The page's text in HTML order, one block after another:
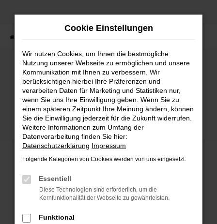
Zum
Fehler: Network Error
Beim Laden ist ein Fehler aufgetreten.
Hier sind ein paar Tipps, die dir helfen können:
Überprüfe deine Firewall und deine
Internetverbindung.
Laden andere Webseiten, zum Beispiel deine
Suchmaschine?
Prüfe deine Browsererweiterungen.
Manche Erweiterungen, wie Werbeblocker,
können das Laden bestimmter Seiten
anderen Browser oder in einem privaten
Cookie Einstellungen
Wir nutzen Cookies, um Ihnen die bestmögliche
Nutzung unserer Webseite zu ermöglichen und unsere
Kommunikation mit Ihnen zu verbessern. Wir
berücksichtigen hierbei Ihre Präferenzen und
verarbeiten Daten für Marketing und Statistiken nur,
wenn Sie uns Ihre Einwilligung geben. Wenn Sie zu
einem späteren Zeitpunkt Ihre Meinung ändern, können
Sie die Einwilligung jederzeit für die Zukunft widerrufen.
Weitere Informationen zum Umfang der
Datenverarbeitung finden Sie hier:
Datenschutzerklärung Impressum
Folgende Kategorien von Cookies werden von uns eingesetzt:
Essentiell
Diese Technologien sind erforderlich, um die
Kernfunktionalität der Webseite zu gewährleisten.
Funktional